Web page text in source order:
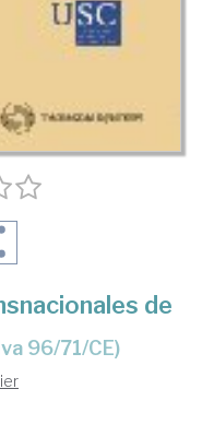
de
96/71/CE)